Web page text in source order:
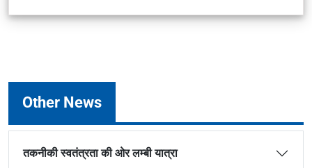
Other News
तकनीकी स्वतंत्रता की ओर लम्बी यात्रा